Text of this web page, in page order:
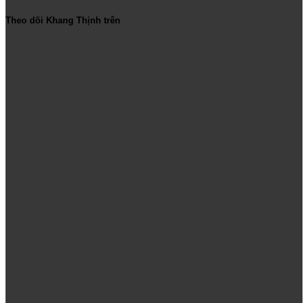
Theo dõi Khang Thịnh trên